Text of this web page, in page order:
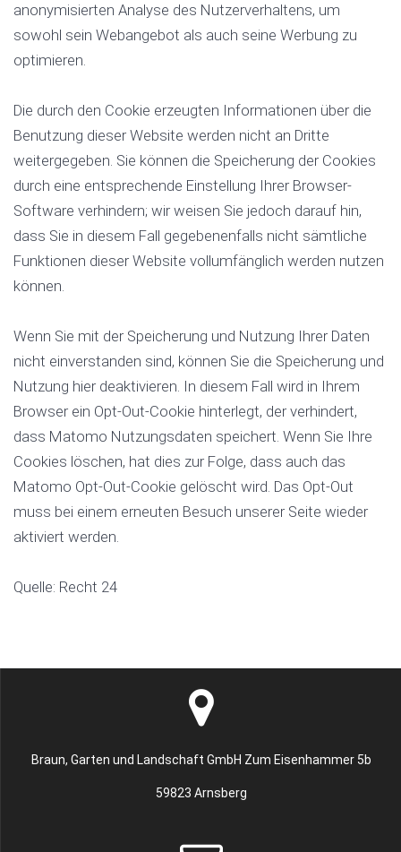
anonymisierten Analyse des Nutzerverhaltens, um
sowohl sein Webangebot als auch seine Werbung zu
optimieren.
Die durch den Cookie erzeugten Informationen über die
Benutzung dieser Website werden nicht an Dritte
weitergegeben. Sie können die Speicherung der Cookies
durch eine entsprechende Einstellung Ihrer Browser-
Software verhindern; wir weisen Sie jedoch darauf hin,
dass Sie in diesem Fall gegebenenfalls nicht sämtliche
Funktionen dieser Website vollumfänglich werden nutzen
können.
Wenn Sie mit der Speicherung und Nutzung Ihrer Daten
nicht einverstanden sind, können Sie die Speicherung und
Nutzung hier deaktivieren. In diesem Fall wird in Ihrem
Browser ein Opt-Out-Cookie hinterlegt, der verhindert,
dass Matomo Nutzungsdaten speichert. Wenn Sie Ihre
Cookies löschen, hat dies zur Folge, dass auch das
Matomo Opt-Out-Cookie gelöscht wird. Das Opt-Out
muss bei einem erneuten Besuch unserer Seite wieder
aktiviert werden.
Quelle: Recht 24
Braun, Garten und Landschaft GmbH Zum Eisenhammer 5b
59823 Arnsberg